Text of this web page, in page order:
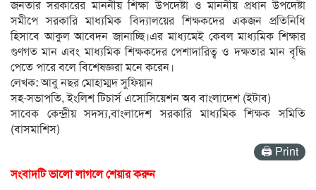
জনতার সরকারের মাননীয় শিক্ষা উপদেষ্টা ও মাননীয় প্রধান উপদেষ্টা
সমীপে সরকারি মাধ্যমিক বিদ্যালয়ের শিক্ষকদের একজন প্রতিনিধি
হিসাবে আকুল আবেদন জানাচ্ছি।এর মাধ্যমেই কেবল মাধ্যমিক শিক্ষার
গুণগত মান এবং মাধ্যমিক শিক্ষকদের পেশাদারিত্ব ও দক্ষতার মান বৃদ্ধি
পেতে পারে বলে বিশেষজ্ঞরা মনে করেন।
লেখক: আবু নছর মোহাম্মদ সুফিয়ান
সহ-সভাপতি, ইংলিশ টিচার্স এসোসিয়েশন অব বাংলাদেশ (ইটাব)
সাবেক কেন্দ্রীয় সদস্য,বাংলাদেশ সরকারি মাধ্যমিক শিক্ষক সমিতি
(বাসমাশিস)
🖨 Print
সংবাদটি ভালো লাগলে শেয়ার করুন